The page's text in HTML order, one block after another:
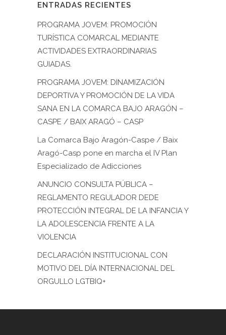
ENTRADAS RECIENTES
PROGRAMA JOVEM: PROMOCIÓN
TURÍSTICA COMARCAL MEDIANTE
ACTIVIDADES EXTRAORDINARIAS
GUIADAS.
PROGRAMA JOVEM: DINAMIZACIÓN
DEPORTIVA Y PROMOCIÓN DE LA VIDA
SANA EN LA COMARCA BAJO ARAGÓN –
CASPE / BAIX ARAGÓ – CASP
La Comarca Bajo Aragón-Caspe / Baix
Aragó-Casp pone en marcha el IV Plan
Especializado de Adicciones
ANUNCIO CONSULTA PÚBLICA –
REGLAMENTO REGULADOR DEDE
PROTECCIÓN INTEGRAL DE LA INFANCIA Y
LA ADOLESCENCIA FRENTE A LA
VIOLENCIA
DECLARACIÓN INSTITUCIONAL CON
MOTIVO DEL DÍA INTERNACIONAL DEL
ORGULLO LGTBIQ+